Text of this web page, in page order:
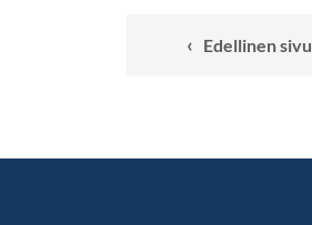
‹ Edellinen sivu